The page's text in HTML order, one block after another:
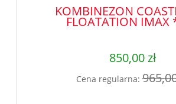
KOMBINEZON
FLOATATION IMAX
850,00 zł
Cena regularna: